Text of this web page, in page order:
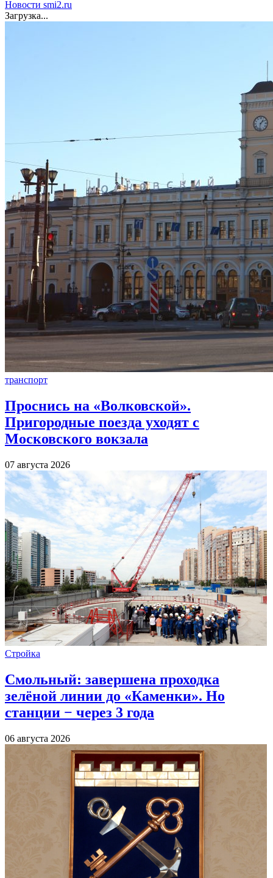
Новости smi2.ru
Загрузка...
транспорт
Проснись на «Волковской».
Пригородные поезда уходят с
Московского вокзала
07 августа 2026
Стройка
Смольный: завершена проходка
зелёной линии до «Каменки». Но
станции − через 3 года
06 августа 2026